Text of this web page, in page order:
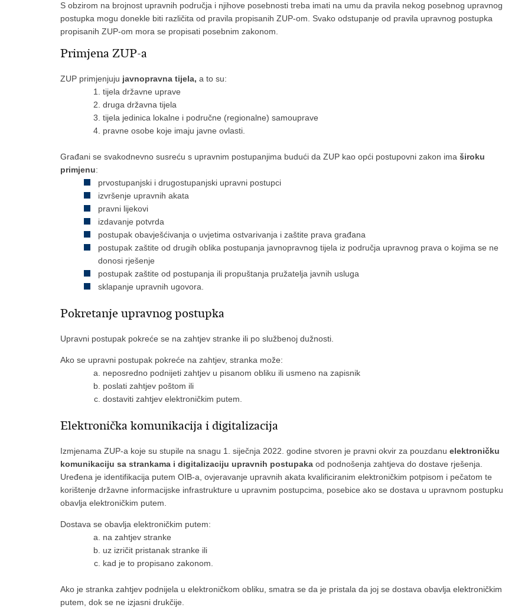
S obzirom na brojnost upravnih područja i njihove posebnosti treba imati na umu da pravila nekog posebnog upravnog
postupka mogu donekle biti različita od pravila propisanih ZUP-om. Svako odstupanje od pravila upravnog postupka
propisanih ZUP-om mora se propisati posebnim zakonom.
Primjena ZUP-a
ZUP primjenjuju javnopravna tijela, a to su:
tijela državne uprave
druga državna tijela
tijela jedinica lokalne i područne (regionalne) samouprave
pravne osobe koje imaju javne ovlasti.
Građani se svakodnevno susreću s upravnim postupanjima budući da ZUP kao opći postupovni zakon ima široku
primjenu:
prvostupanjski i drugostupanjski upravni postupci
izvršenje upravnih akata
pravni lijekovi
izdavanje potvrda
postupak obavješćivanja o uvjetima ostvarivanja i zaštite prava građana
postupak zaštite od drugih oblika postupanja javnopravnog tijela iz područja upravnog prava o kojima se ne
donosi rješenje
postupak zaštite od postupanja ili propuštanja pružatelja javnih usluga
sklapanje upravnih ugovora.
Pokretanje upravnog postupka
Upravni postupak pokreće se na zahtjev stranke ili po službenoj dužnosti.
Ako se upravni postupak pokreće na zahtjev, stranka može:
neposredno podnijeti zahtjev u pisanom obliku ili usmeno na zapisnik
poslati zahtjev poštom ili
dostaviti zahtjev elektroničkim putem.
Elektronička komunikacija i digitalizacija
Izmjenama ZUP-a koje su stupile na snagu 1. siječnja 2022. godine stvoren je pravni okvir za pouzdanu elektroničku
komunikaciju sa strankama i digitalizaciju upravnih postupaka od podnošenja zahtjeva do dostave rješenja.
Uređena je identifikacija putem OIB-a, ovjeravanje upravnih akata kvalificiranim elektroničkim potpisom i pečatom te
korištenje državne informacijske infrastrukture u upravnim postupcima, posebice ako se dostava u upravnom postupku
obavlja elektroničkim putem.
Dostava se obavlja elektroničkim putem:
na zahtjev stranke
uz izričit pristanak stranke ili
kad je to propisano zakonom.
​Ako je stranka zahtjev podnijela u elektroničkom obliku, smatra se da je pristala da joj se dostava obavlja elektroničkim
putem, dok se ne izjasni drukčije.